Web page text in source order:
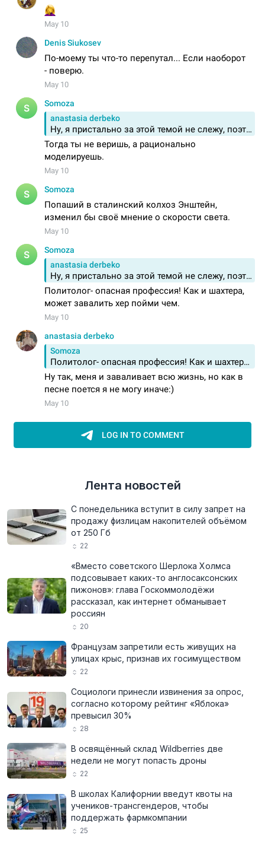
Лента новостей
С понедельника вступит в силу запрет на
продажу физлицам накопителей объёмом
от 250 Гб
22
«Вместо советского Шерлока Холмса
подсовывает каких-то англосаксонских
пижонов»: глава Госкоммолодёжи
рассказал, как интернет обманывает
россиян
20
Французам запретили есть живущих на
улицах крыс, признав их госимуществом
22
Социологи принесли извинения за опрос,
согласно которому рейтинг «Яблока»
превысил 30%
28
В освящённый склад Wildberries две
недели не могут попасть дроны
22
В школах Калифорнии введут квоты на
учеников-трансгендеров, чтобы
поддержать фармкомпании
25